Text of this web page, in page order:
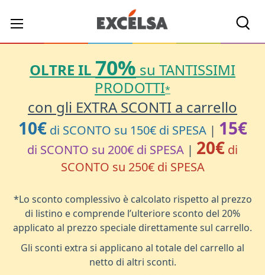
OLTRE IL 70% su TANTISSIMI
PRODOTTI*
con gli EXTRA SCONTI a carrello
10€ di SCONTO su 150€ di SPESA| 15€
di SCONTO su 200€ di SPESA | 20€ di
SCONTO su 250€ di SPESA
*Lo sconto complessivo è calcolato rispetto al prezzo
di listino e comprende l’ulteriore sconto del 20%
applicato al prezzo speciale direttamente sul carrello.
Gli sconti extra si applicano al totale del carrello al
netto di altri sconti.